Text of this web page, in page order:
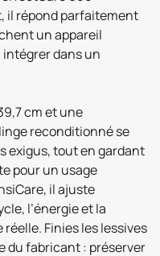
il répond parfaitement
un appareil
dans un
cm et une
reconditionné se
exigus, tout en gardant
pour un usage
il ajuste
l’énergie et la
Finies les lessives
du fabricant : préserver